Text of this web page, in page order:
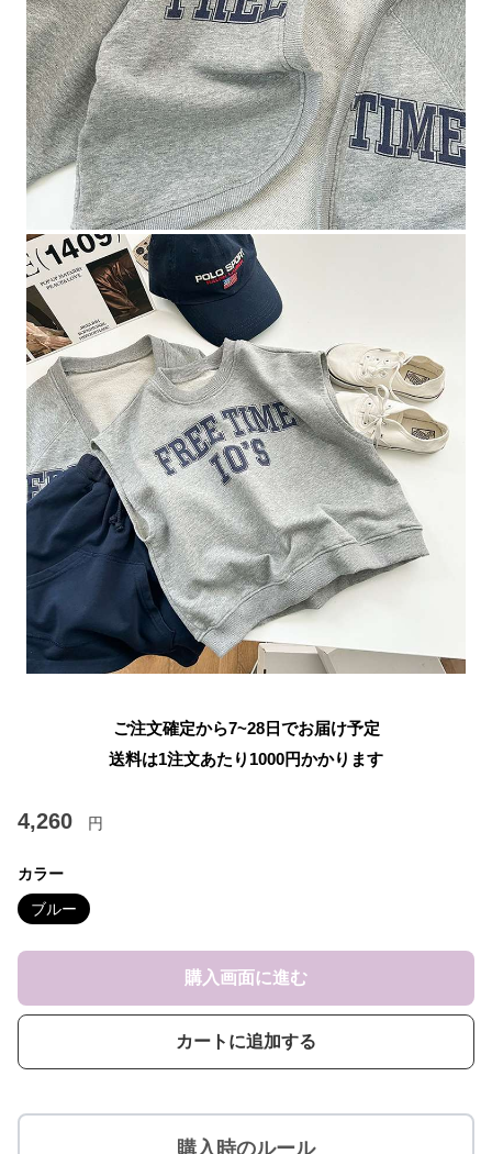
ご注文確定から7~28日でお届け予定
送料は1注文あたり 1000円かかります
4,260 円
カラー
ブルー
購入画面に進む
カートに追加する
購入時のルール